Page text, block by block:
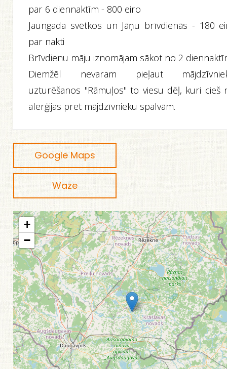
par 6 diennaktīm - 800 eiro
Jaungada svētkos un Jāņu brīvdienās - 180
par nakti
Brīvdienu māju iznomājam sākot no 2
Diemžēl nevaram pieļaut
uzturēšanos "Rāmuļos" to viesu dēļ, kuri cieš
alerģijas pret mājdzīvnieku spalvām.
Google Maps
Waze
+
−